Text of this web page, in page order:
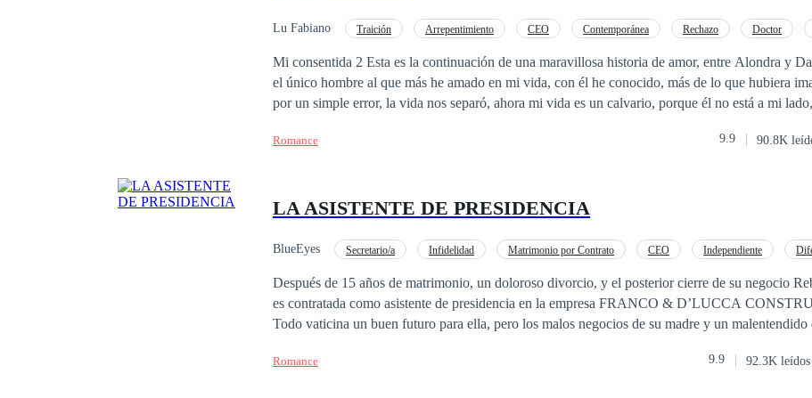
del CEO? No, esto debe ser una broma. Yo… no puedo estar embarazada de mi jefe mujeriego.
Lu Fabiano Traición Arrepentimiento CEO Contemporánea Rechazo Doctor
Mi consentida 2 Esta es la continuación de una maravillosa historia de amor, entre Alondra y
el único hombre al que más he amado en mi vida, con él he conocido, más de lo que hubiera
por un simple error, la vida nos separó, ahora mi vida es un calvario, porque él no está a mi
fue la mujer perfecta para mí, pero ahora que la he perdido no veo la forma de seguir adelante,
mismos de antes? y amarnos como nunca lo habíamos hecho.
Romance 9.9 90.8K
LA ASISTENTE DE PRESIDENCIA
BlueEyes Secretario/a Infidelidad Matrimonio por Contrato CEO Independiente
Después de 15 años de matrimonio, un doloroso divorcio, y el posterior cierre de su negocio
es contratada como asistente de presidencia en la empresa FRANCO & D’LUCCA
Todo vaticina un buen futuro para ella, pero los malos negocios de su madre y un
Franco tiene los días contados para seguir con su libertina vida antes de que su padre lo obligue a
Romance 9.9 92.3K leídos